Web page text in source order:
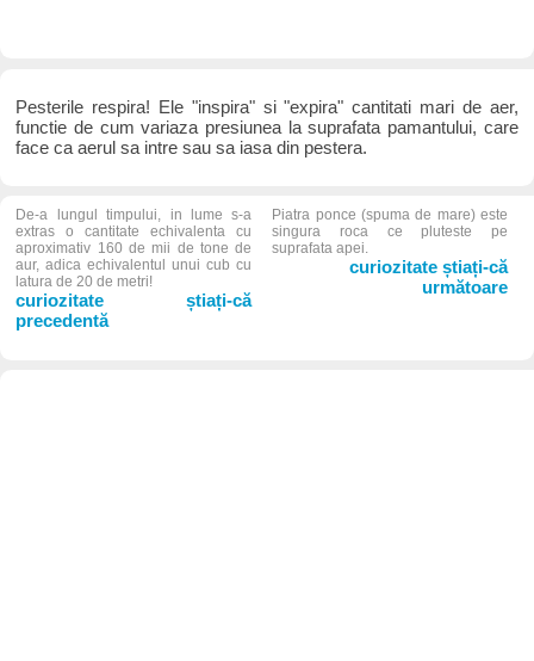
Pesterile respira! Ele "inspira" si "expira" cantitati mari de aer,
functie de cum variaza presiunea la suprafata pamantului, care
face ca aerul sa intre sau sa iasa din pestera.
De-a lungul timpului, in lume s-a
extras o cantitate echivalenta cu
aproximativ 160 de mii de tone de
aur, adica echivalentul unui cub cu
latura de 20 de metri!
curiozitate știați-că
precedentă
Piatra ponce (spuma de mare) este
singura roca ce pluteste pe
suprafata apei.
curiozitate știați-că
următoare